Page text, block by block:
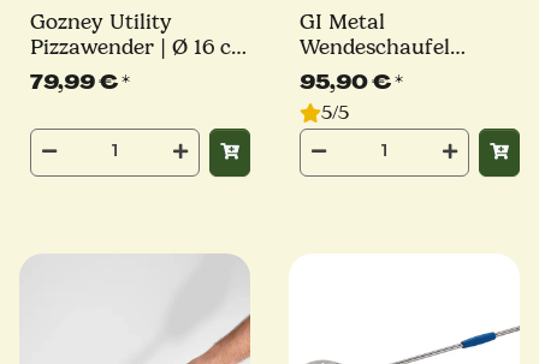
Gozney Utility
Pizzawender | Ø 16 cm
| Stiel 68 cm
79,99 €*
GI Metal
Wendeschaufel
Azzurra | Ø 17 cm |
Stiellänge 75 cm
95,90 €*
5/5